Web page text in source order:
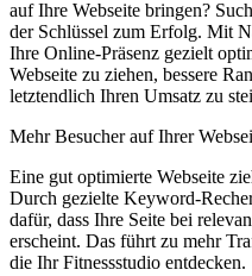
auf Ihre Webseite bringen?
der Schlüssel zum Erfolg. Mit
Ihre Online-Präsenz gezielt
Webseite zu ziehen, bessere
letztendlich Ihren Umsatz zu
Mehr Besucher auf Ihrer
Eine gut optimierte Webseite
Durch gezielte Keyword-
dafür, dass Ihre Seite bei
erscheint. Das führt zu mehr
die Ihr Fitnessstudio entdecken.